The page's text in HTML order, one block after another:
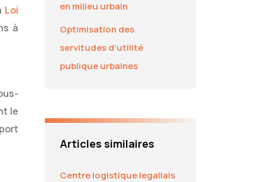
Loi
à
le
en milieu urbain
Optimisation des
servitudes d’utilité
publique urbaines
Articles similaires
Centre logistique legallais